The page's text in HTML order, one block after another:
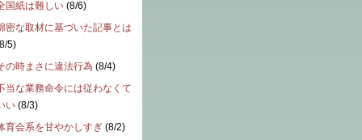
国紙は難しい (8/6)
密な取材に基づいた記事とは
8/5)
の時まさに違法行為 (8/4)
当な業務命令には従わなくて
い (8/3)
育会系を甘やかしすぎ (8/2)